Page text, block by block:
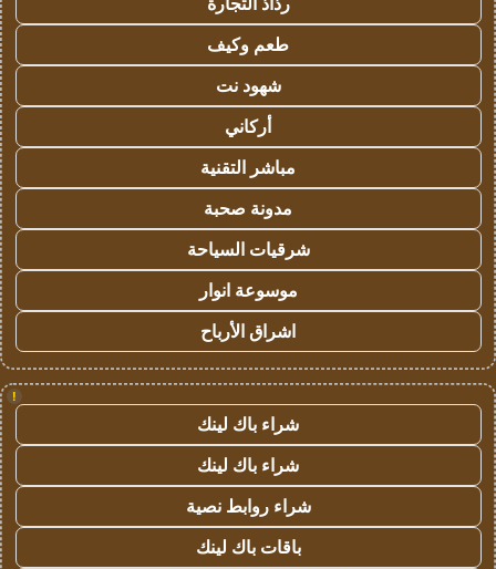
طعم وكيف
شهود نت
أركاني
مباشر التقنية
مدونة صحبة
شرقيات السياحة
موسوعة انوار
اشراق الأرباح
!
شراء باك لينك
شراء باك لينك
شراء روابط نصية
باقات باك لينك